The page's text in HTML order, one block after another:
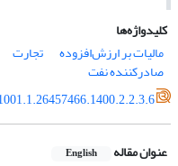
کلیدواژه‌ها
مالیات بر ارزش‌افزوده
تجارت
صادرکننده نفت
عنوان مقاله English